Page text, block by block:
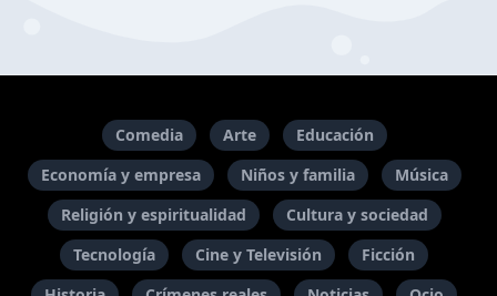
Comedia Arte
Educación
Economía y empresa
Niños y familia
Música
Religión y espiritualidad
Cultura y sociedad
Tecnología
Cine y Televisión
Ficción